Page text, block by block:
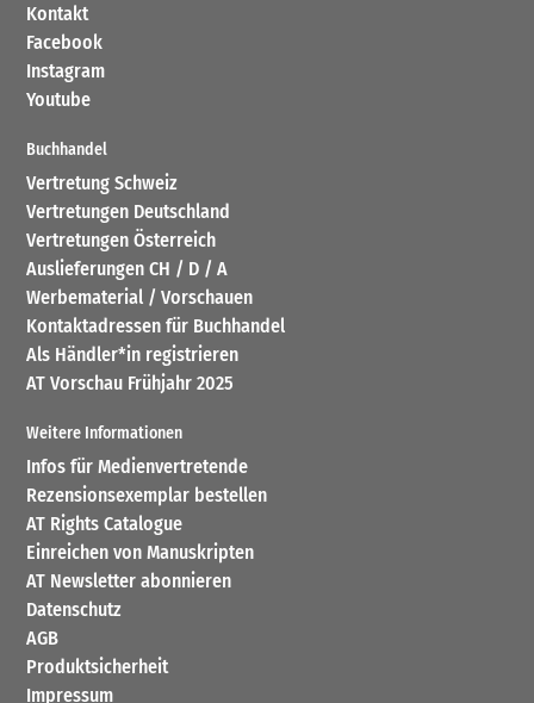
Kontakt
Facebook
Instagram
Youtube
Buchhandel
Vertretung Schweiz
Vertretungen Deutschland
Vertretungen Österreich
Auslieferungen CH / D / A
Werbematerial / Vorschauen
Kontaktadressen für Buchhandel
Als Händler*in registrieren
AT Vorschau Frühjahr 2025
Weitere Informationen
Infos für Medienvertretende
Rezensionsexemplar bestellen
AT Rights Catalogue
Einreichen von Manuskripten
AT Newsletter abonnieren
Datenschutz
AGB
Produktsicherheit
Impressum